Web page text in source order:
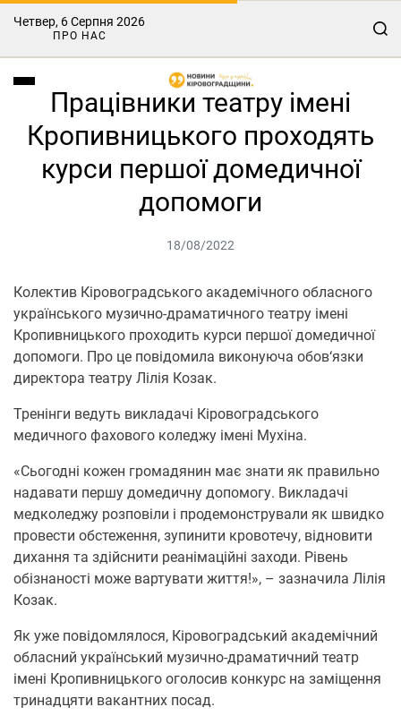
Четвер, 6 Серпня 2026
ПРО НАС
Працівники театру імені
Кропивницького проходять
курси першої домедичної
допомоги
18/08/2022
Колектив Кіровоградського академічного обласного
українського музично-драматичного театру імені
Кропивницького проходить курси першої домедичної
допомоги. Про це повідомила виконуюча обов‘язки
директора театру Лілія Козак.
Тренінги ведуть викладачі Кіровоградського
медичного фахового коледжу імені Мухіна.
«Сьогодні кожен громадянин має знати як правильно
надавати першу домедичну допомогу. Викладачі
медколеджу розповіли і продемонстрували як швидко
провести обстеження, зупинити кровотечу, відновити
дихання та здійснити реанімаційні заходи. Рівень
обізнаності може вартувати життя!», – зазначила Лілія
Козак.
Як уже повідомлялося, Кіровоградський академічний
обласний український музично-драматичний театр
імені Кропивницького оголосив конкурс на заміщення
тринадцяти вакантних посад.